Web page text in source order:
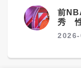
前
秀 性